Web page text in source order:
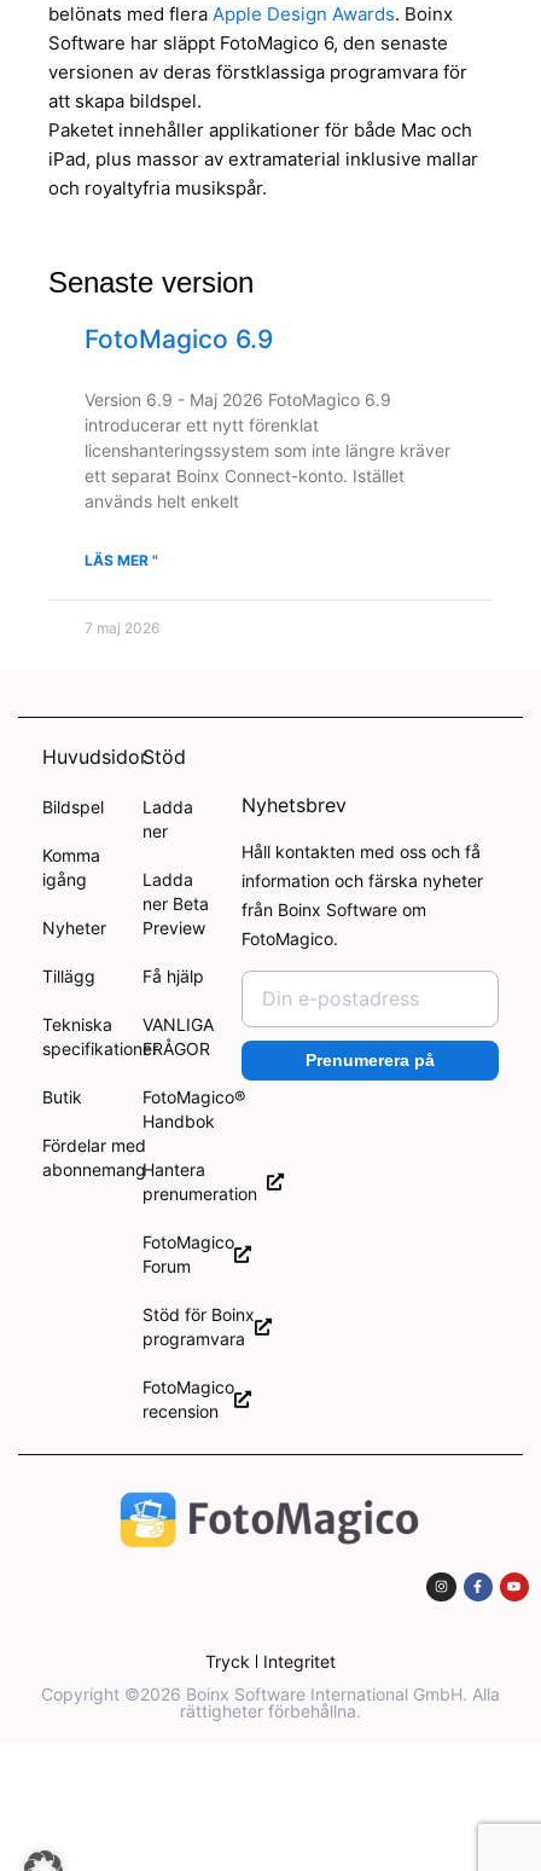
belönats med flera Apple Design Awards. Boinx
Software har släppt FotoMagico 6, den senaste
versionen av deras förstklassiga programvara för
att skapa bildspel.
Paketet innehåller applikationer för både Mac och
iPad, plus massor av extramaterial inklusive mallar
och royaltyfria musikspår.
Senaste version
FotoMagico 6.9
Version 6.9 - Maj 2026 FotoMagico 6.9
introducerar ett nytt förenklat
licenshanteringssystem som inte längre kräver
ett separat Boinx Connect-konto. Istället
används helt enkelt
LÄS MER "
7 maj 2026
Huvudsidor
Bildspel
Komma
igång
Nyheter
Tillägg
Tekniska
specifikationer
Butik
Fördelar med
abonnemang
Stöd
Ladda
ner
Ladda
ner Beta
Preview
Få hjälp
VANLIGA
FRÅGOR
FotoMagico®
Handbok
Hantera
prenumeration
FotoMagico
Forum
Stöd för Boinx
programvara
FotoMagico
recension
Nyhetsbrev
Håll kontakten med oss och få
information och färska nyheter
från Boinx Software om
FotoMagico.
Prenumerera på
Tryck
Integritet
Copyright ©2026 Boinx Software International GmbH. Alla
rättigheter förbehållna.